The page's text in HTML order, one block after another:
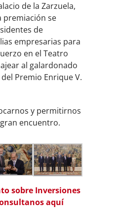
de la Zarzuela,
premiación se
de
empresarias para
en el Teatro
al galardonado
Premio Enrique V.
y permitirnos
encuentro.
sobre Inversiones
aquí